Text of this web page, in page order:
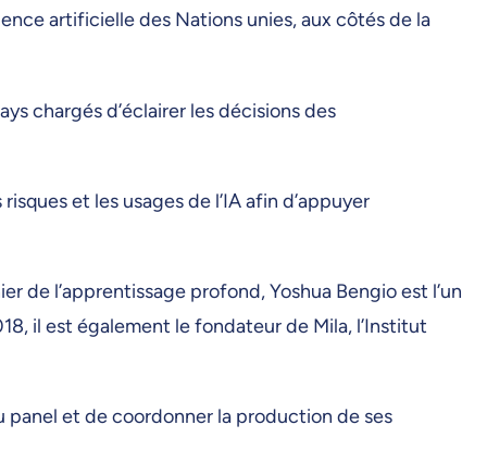
artificielle des Nations unies, aux côtés de la
chargés d’éclairer les décisions des
et les usages de l’IA afin d’appuyer
de l’apprentissage profond, Yoshua Bengio est l’un
il est également le fondateur de Mila, l’Institut
panel et de coordonner la production de ses